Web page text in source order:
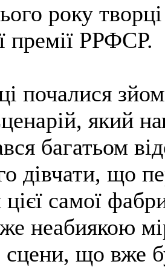
року
премії РРФСР.
почалися
який
багатьом
дівчати, що
самої
неабиякою
що вже